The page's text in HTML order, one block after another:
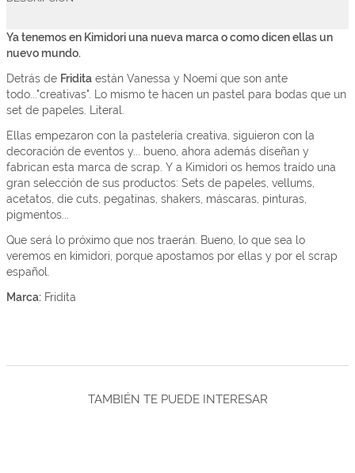
Ya tenemos en Kimidori una nueva marca o como dicen ellas un
nuevo mundo.
Detrás de Fridita están Vanessa y Noemí que son ante
todo..."creativas". Lo mismo te hacen un pastel para bodas que un
set de papeles. Literal.
Ellas empezaron con la pastelería creativa, siguieron con la
decoración de eventos y... bueno, ahora además diseñan y
fabrican esta marca de scrap. Y a Kimidori os hemos traído una
gran selección de sus productos: Sets de papeles, vellums,
acetatos, die cuts, pegatinas, shakers, máscaras, pinturas,
pigmentos...
Que será lo próximo que nos traerán. Bueno, lo que sea lo
veremos en kimidori, porque apostamos por ellas y por el scrap
español.
Marca: Fridita
TAMBIÉN TE PUEDE INTERESAR